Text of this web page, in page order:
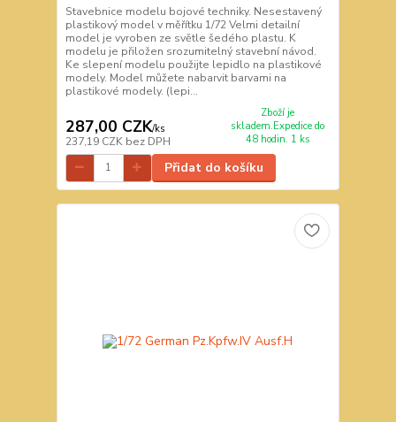
Stavebnice modelu bojové techniky. Nesestavený
plastikový model v měřítku 1/72 Velmi detailní
model je vyroben ze světle šedého plastu. K
modelu je přiložen srozumitelný stavební návod.
Ke slepení modelu použijte lepidlo na plastikové
modely. Model můžete nabarvit barvami na
plastikové modely. (lepi...
287,00 CZK/ks
237,19 CZK bez DPH
Zboží je
skladem.Expedice do
48 hodin. 1 ks
Přidat do košíku